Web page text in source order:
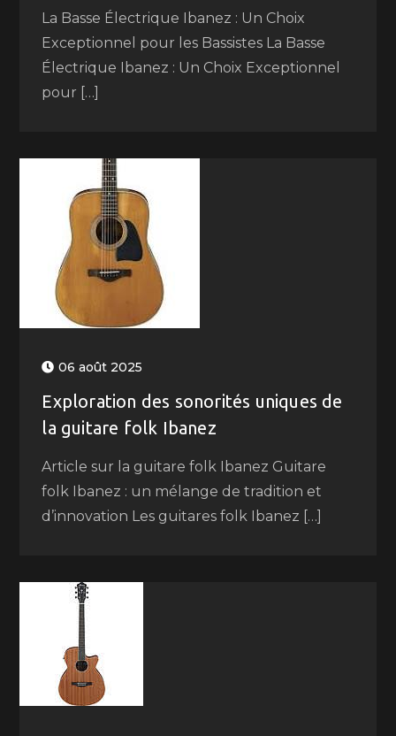
La Basse Électrique Ibanez : Un Choix
Exceptionnel pour les Bassistes La Basse
Électrique Ibanez : Un Choix Exceptionnel
pour […]
06 août 2025
Exploration des sonorités uniques de
la guitare folk Ibanez
Article sur la guitare folk Ibanez Guitare
folk Ibanez : un mélange de tradition et
d’innovation Les guitares folk Ibanez […]